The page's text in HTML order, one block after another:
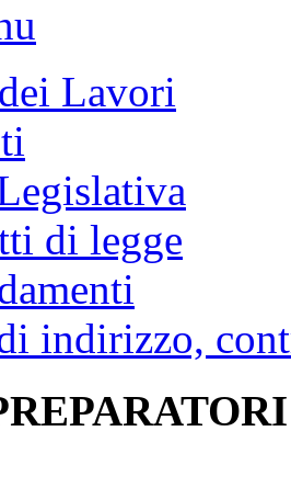
Lavori
di legge
indirizzo,